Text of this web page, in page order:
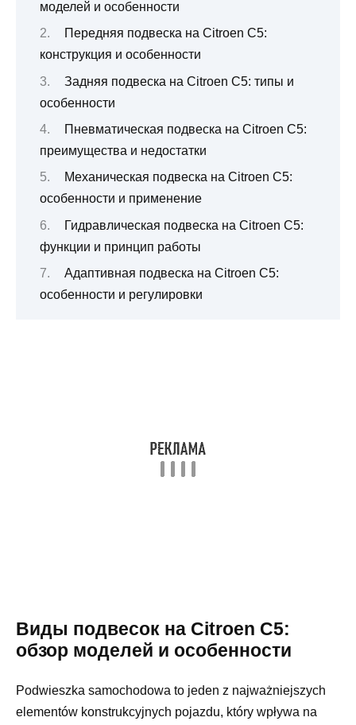
моделей и особенности
Передняя подвеска на Citroen C5:
конструкция и особенности
Задняя подвеска на Citroen C5: типы и
особенности
Пневматическая подвеска на Citroen C5:
преимущества и недостатки
Механическая подвеска на Citroen C5:
особенности и применение
Гидравлическая подвеска на Citroen C5:
функции и принцип работы
Адаптивная подвеска на Citroen C5:
особенности и регулировки
Виды подвесок на Citroen C5:
обзор моделей и особенности
Podwieszka samochodowa to jeden z najważniejszych
elementów konstrukcyjnych pojazdu, który wpływa na